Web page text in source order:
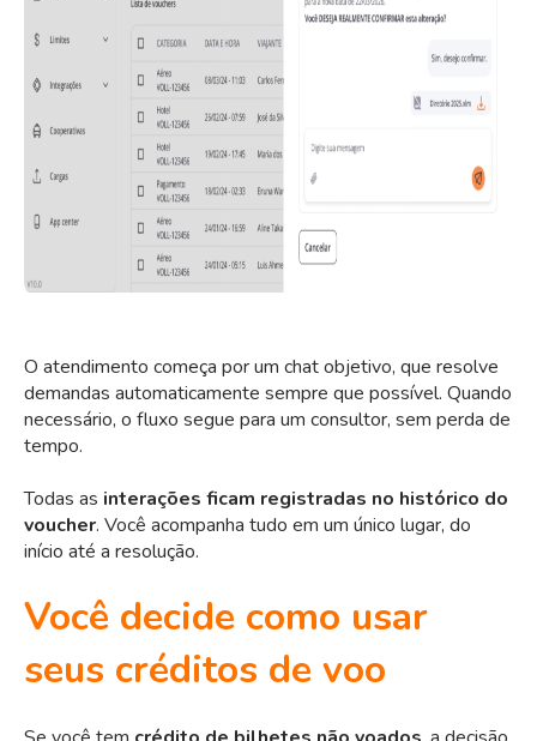
O atendimento começa por um chat objetivo, que resolve
demandas automaticamente sempre que possível. Quando
necessário, o fluxo segue para um consultor, sem perda de
tempo.
Todas as interações ficam registradas no histórico do
voucher. Você acompanha tudo em um único lugar, do
início até a resolução.
Você decide como usar
seus créditos de voo